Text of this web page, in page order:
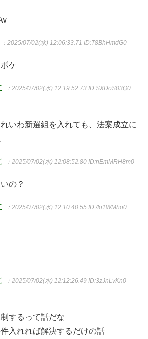
：2025/07/02(水) 12:06:33.71 ID:T8BhHmdG0
ケ
：2025/07/02(水) 12:19:52.73 ID:SXDoS03Q0
いわ新選組を入れても、法案成立に
：2025/07/02(水) 12:08:52.80 ID:nEmMRH8m0
の？
：2025/07/02(水) 12:10:40.55 ID:/Io1WMho0
：2025/07/02(水) 12:12:26.49 ID:3zJnLvKn0
するって話だな
入れれば解決するだけの話